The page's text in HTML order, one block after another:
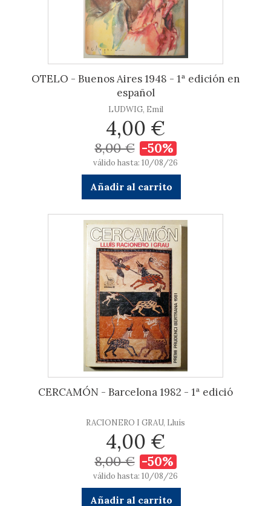
OTELO - Buenos Aires 1948 - 1ª edición en
español
LUDWIG, Emil
4,00 €
8,00 € -50%
válido hasta: 10/08/26
Añadir al carrito
CERCAMÓN - Barcelona 1982 - 1ª edició
RACIONERO I GRAU, Lluís
4,00 €
8,00 € -50%
válido hasta: 10/08/26
Añadir al carrito